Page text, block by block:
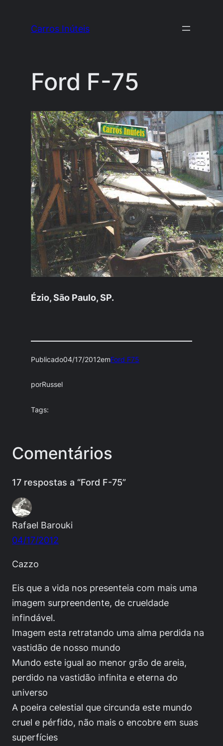
Carros Inúteis
Ford F-75
Ézio, São Paulo, SP.
Publicado04/17/2012emFord F75
porRussel
Tags:
Comentários
17 respostas a “Ford F-75”
Rafael Barouki
04/17/2012
Cazzo
Eis que a vida nos presenteia com mais uma
imagem surpreendente, de crueldade
infindável.
Imagem esta retratando uma alma perdida na
vastidão de nosso mundo
Mundo este igual ao menor grão de areia,
perdido na vastidão infinita e eterna do
universo
A poeira celestial que circunda este mundo
cruel e pérfido, não mais o encobre em suas
superfícies